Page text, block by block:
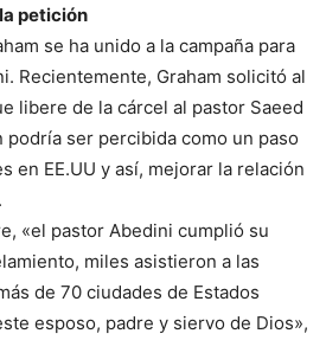
petición
se ha unido a la campaña para
Recientemente, Graham solicitó al
libere de la cárcel al pastor Saeed
podría ser percibida como un paso
en EE.UU y así, mejorar la relación
«el pastor Abedini cumplió su
miles asistieron a las
de 70 ciudades de Estados
esposo, padre y siervo de Dios»,